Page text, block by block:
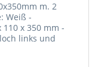
m. 2
Weiß -
110 x 350 mm -
links und